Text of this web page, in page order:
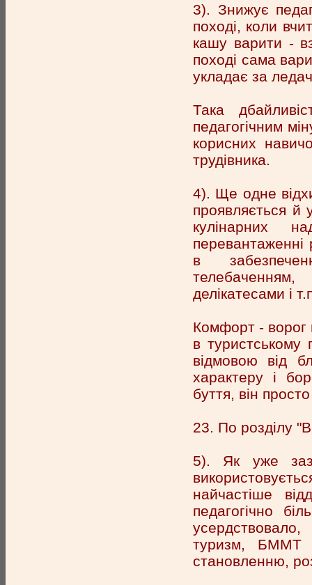
3). Знижує
поході, коли
кашу варити -
поході сама
укладає за
Така
педагогічним
корисних
трудівника.
4). Ще одне
проявляється й
кулінарних
перевантаженні
в
делікатесами і
Комфорт - ворог
в туристському
відмовою від
характеру і
буття, він
23. По розділу
5). Як уже
найчастіше
педагогічно
туризм, БММТ
становленню,